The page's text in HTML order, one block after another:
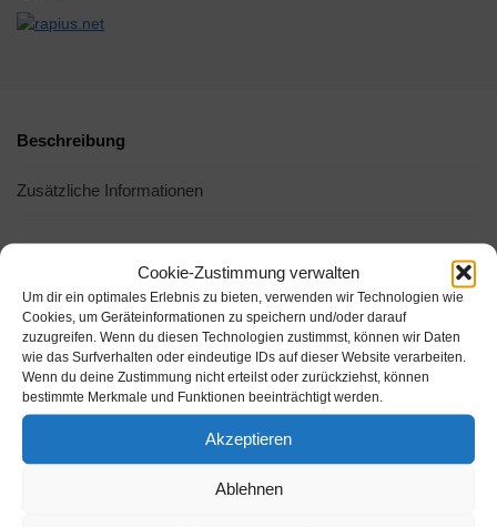
Cookie-Zustimmung verwalten
Um dir ein optimales Erlebnis zu bieten, verwenden wir Technologien wie
Cookies, um Geräteinformationen zu speichern und/oder darauf
zuzugreifen. Wenn du diesen Technologien zustimmst, können wir Daten
wie das Surfverhalten oder eindeutige IDs auf dieser Website verarbeiten.
Wenn du deine Zustimmung nicht erteilst oder zurückziehst, können
bestimmte Merkmale und Funktionen beeinträchtigt werden.
Akzeptieren
Ablehnen
Beschreibung
Zusätzliche Informationen